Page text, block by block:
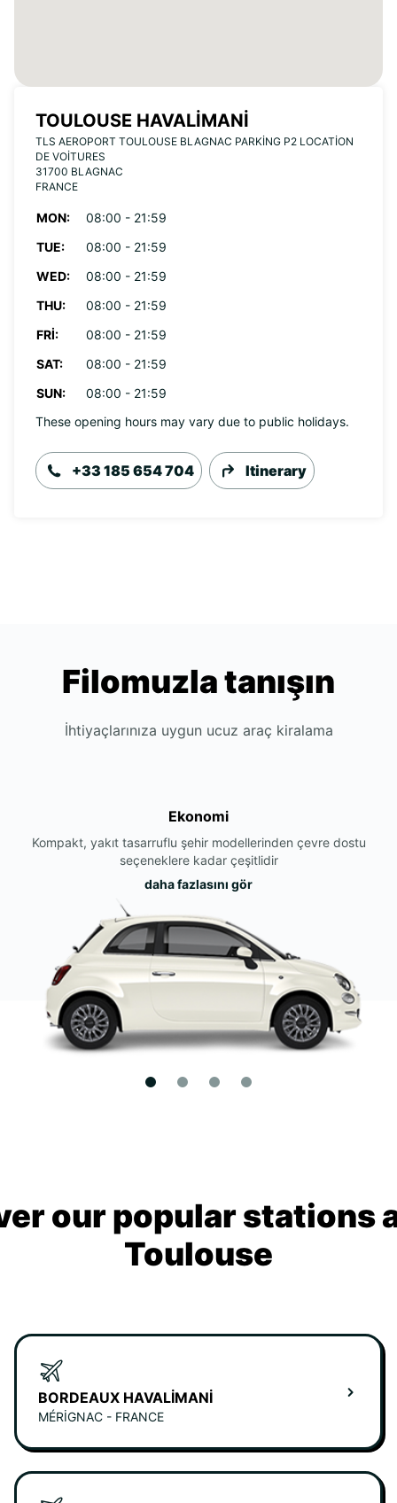
TOULOUSE HAVALIMANI
TLS AEROPORT TOULOUSE BLAGNAC PARKING P2 LOCATION
DE VOITURES
31700 BLAGNAC
FRANCE
MON:
08:00 - 21:59
TUE:
08:00 - 21:59
WED:
08:00 - 21:59
THU:
08:00 - 21:59
FRI:
08:00 - 21:59
SAT:
08:00 - 21:59
SUN:
08:00 - 21:59
These opening hours may vary due to public holidays.
+33 185 654 704 Itinerary
Filomuzla tanışın
İhtiyaçlarınıza uygun ucuz araç kiralama
Ekonomi
Kompakt, yakıt tasarruflu şehir modellerinden çevre dostu
seçeneklere kadar çeşitlidir
daha fazlasını gör
our popular stations
Toulouse
BORDEAUX HAVALIMANI
MÉRIGNAC - FRANCE